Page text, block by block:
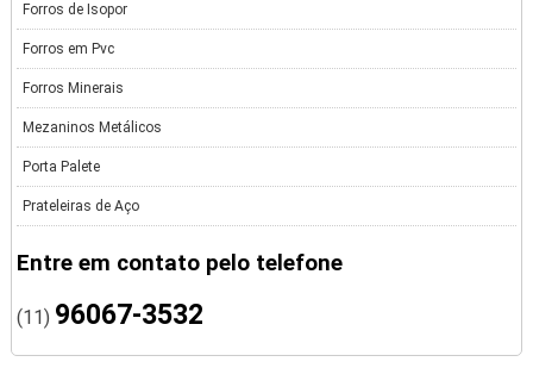
Forros de Isopor
Forros em Pvc
Forros Minerais
Mezaninos Metálicos
Porta Palete
Prateleiras de Aço
Entre em contato pelo telefone
(11) 96067-3532